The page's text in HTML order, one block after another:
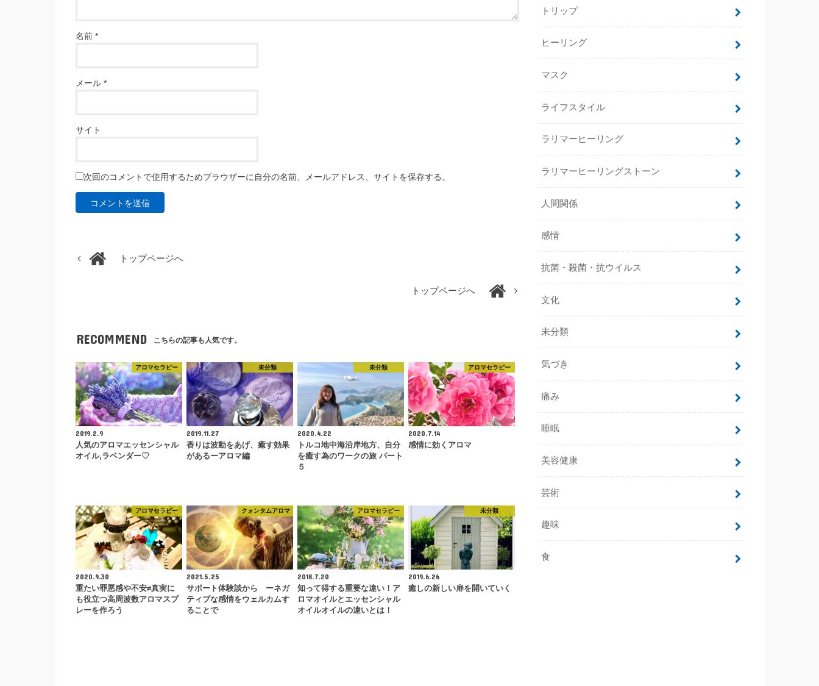
名前 *
メール *
サイト
次回のコメントで使用するためブラウザーに自分の名前、メールアドレス、サイトを保存する。
トップページへ
トップページへ
RECOMMEND こちらの記事も人気です。
アロマセラピー
2019.2.9
人気のアロマエッセンシャル
オイル,ラベンダー♡
未分類
2019.11.27
香りは波動をあげ、癒す効果
があるーアロマ編
未分類
2020.4.22
トルコ地中海沿岸地方、自分
を癒す為のワークの旅 パート
５
アロマセラピー
2020.7.14
感情に効くアロマ
アロマセラピー
2020.9.30
重たい罪悪感や不安≠真実に
も役立つ高周波数アロマスプ
レーを作ろう
クォンタムアロマ
2021.5.25
サポート体験談から ーネガ
ティブな感情をウェルカムす
ることで
アロマセラピー
2018.7.20
知って得する重要な違い！ア
ロマオイルとエッセンシャル
オイルオイルの違いとは！
未分類
2019.6.26
癒しの新しい扉を開いていく
トリップ
ヒーリング
マスク
ライフスタイル
ラリマーヒーリング
ラリマーヒーリングストーン
人間関係
感情
抗菌・殺菌・抗ウイルス
文化
未分類
気づき
痛み
睡眠
美容健康
芸術
趣味
食